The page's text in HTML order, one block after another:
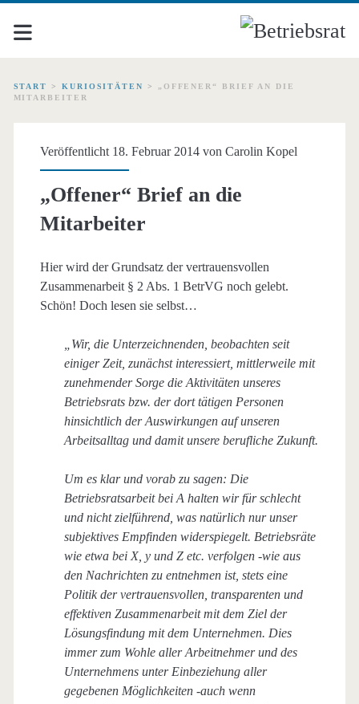
START > KURIOSITÄTEN >
„OFFENER“ BRIEF AN DIE
MITARBEITER
Veröffentlicht 18. Februar 2014 von Carolin Kopel
„Offener“ Brief an die
Mitarbeiter
Hier wird der Grundsatz der vertrauensvollen
Zusammenarbeit § 2 Abs. 1 BetrVG noch gelebt.
Schön! Doch lesen sie selbst…
„Wir, die Unterzeichnenden, beobachten seit
einiger Zeit, zunächst interessiert, mittlerweile mit
zunehmender Sorge die Aktivitäten unseres
Betriebsrats bzw. der dort tätigen Personen
hinsichtlich der Auswirkungen auf unseren
Arbeitsalltag und damit unsere berufliche Zukunft.
Um es klar und vorab zu sagen: Die
Betriebsratsarbeit bei A halten wir für schlecht
und nicht zielführend, was natürlich nur unser
subjektives Empfinden widerspiegelt. Betriebsräte
wie etwa bei X, y und Z etc. verfolgen -wie aus
den Nachrichten zu entnehmen ist, stets eine
Politik der vertrauensvollen, transparenten und
effektiven Zusammenarbeit mit dem Ziel der
Lösungsfindung mit dem Unternehmen. Dies
immer zum Wohle aller Arbeitnehmer und des
Unternehmens unter Einbeziehung aller
gegebenen Möglichkeiten -auch wenn